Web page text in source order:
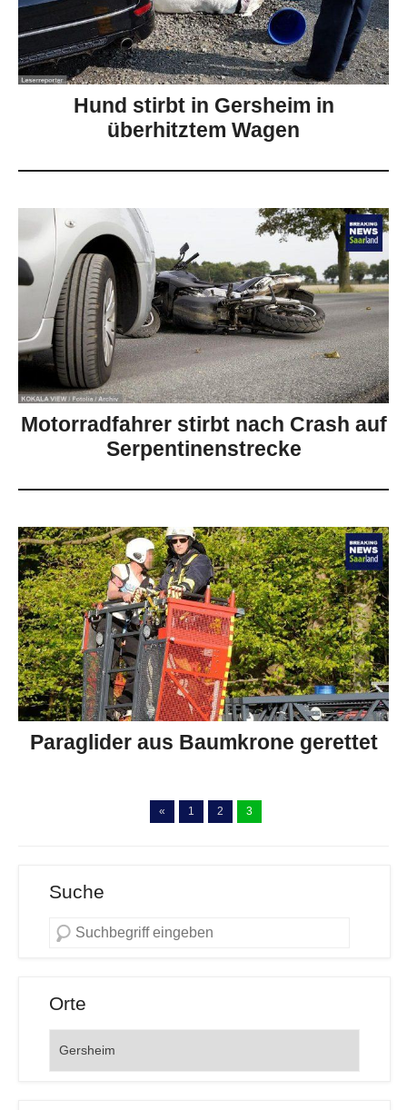
Hund stirbt in Gersheim in
überhitztem Wagen
Motorradfahrer stirbt nach Crash auf
Serpentinenstrecke
Paraglider aus Baumkrone gerettet
« 1 2 3
Suche
Orte